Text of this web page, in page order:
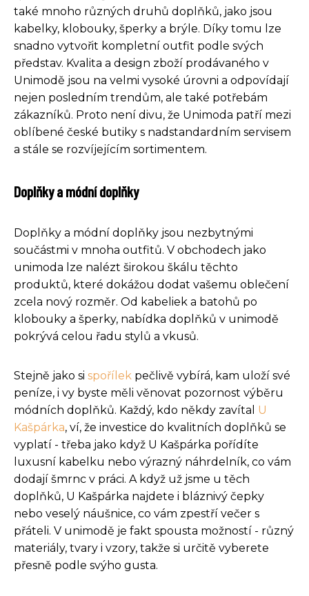
také mnoho různých druhů doplňků, jako jsou
kabelky, klobouky, šperky a brýle. Díky tomu lze
snadno vytvořit kompletní outfit podle svých
představ. Kvalita a design zboží prodávaného v
Unimodě jsou na velmi vysoké úrovni a odpovídají
nejen posledním trendům, ale také potřebám
zákazníků. Proto není divu, že Unimoda patří mezi
oblíbené české butiky s nadstandardním servisem
a stále se rozvíjejícím sortimentem.
Doplňky a módní doplňky
Doplňky a módní doplňky jsou nezbytnými
součástmi v mnoha outfitů. V obchodech jako
unimoda lze nalézt širokou škálu těchto
produktů, které dokážou dodat vašemu oblečení
zcela nový rozměr. Od kabeliek a batohů po
klobouky a šperky, nabídka doplňků v unimodě
pokrývá celou řadu stylů a vkusů.
Stejně jako si spořílek pečlivě vybírá, kam uloží své
peníze, i vy byste měli věnovat pozornost výběru
módních doplňků. Každý, kdo někdy zavítal U
Kašpárka, ví, že investice do kvalitních doplňků se
vyplatí - třeba jako když U Kašpárka pořídíte
luxusní kabelku nebo výrazný náhrdelník, co vám
dodají šmrnc v práci. A když už jsme u těch
doplňků, U Kašpárka najdete i bláznivý čepky
nebo veselý náušnice, co vám zpestří večer s
přáteli. V unimodě je fakt spousta možností - různý
materiály, tvary i vzory, takže si určitě vyberete
přesně podle svýho gusta.